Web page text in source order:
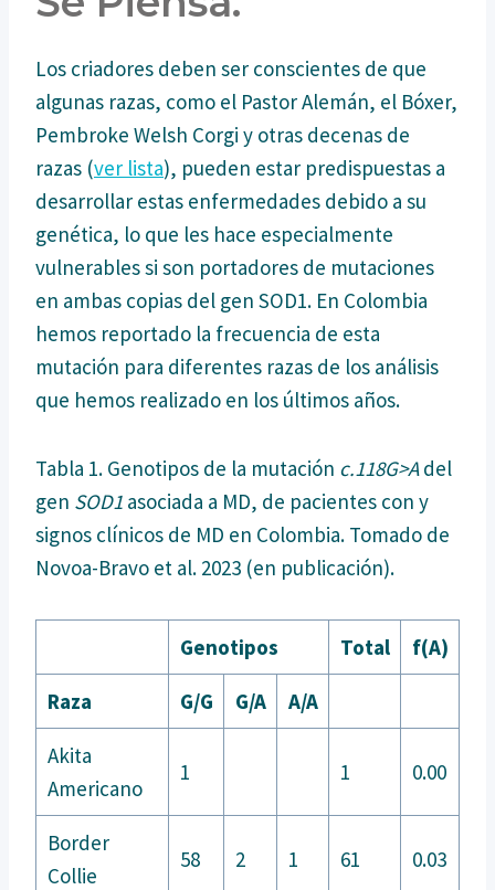
Los criadores deben ser conscientes de que
algunas razas, como el Pastor Alemán, el Bóxer,
Pembroke Welsh Corgi y otras decenas de
razas (ver lista), pueden estar predispuestas a
desarrollar estas enfermedades debido a su
genética, lo que les hace especialmente
vulnerables si son portadores de mutaciones
en ambas copias del gen SOD1. En Colombia
hemos reportado la frecuencia de esta
mutación para diferentes razas de los análisis
que hemos realizado en los últimos años.
Tabla 1. Genotipos de la mutación c.118G>Adel
gen SOD1 asociada a MD, de pacientes con y
signos clínicos de MD en Colombia. Tomado de
Novoa-Bravo et al. 2023 (en publicación).
Genotipos Total f(A)
Raza G/G G/A A/A
Akita
Americano
1 1 0.00
Border
Collie
58 2 1 61 0.03